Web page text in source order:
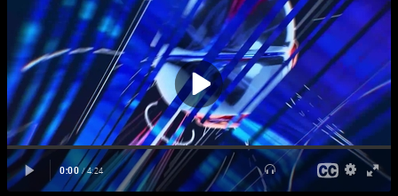
PLUSICON
MÉS
Primer equip
Femení
plusicon
més
Actualitat
Barça Atlètic
plusicon
més